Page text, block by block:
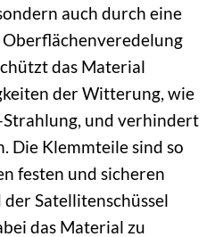
auch durch eine
das Material
der Witterung, wie
Strahlung, und verhindert
Die Klemmteile sind so
festen und sicheren
Satellitenschüssel
das Material zu